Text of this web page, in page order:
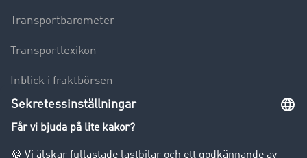
Transportbarometer
Transportlexikon
Inblick i fraktbörsen
Körförbud för lastbilar
Företag